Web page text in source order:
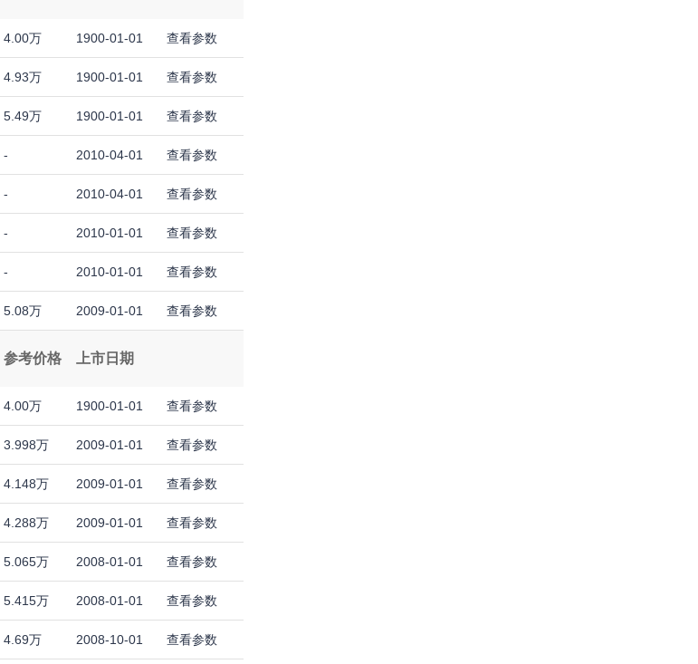
4.00万 1900-01-01 查看参数
4.93万 1900-01-01 查看参数
5.49万 1900-01-01 查看参数
- 2010-04-01 查看参数
- 2010-04-01 查看参数
- 2010-01-01 查看参数
- 2010-01-01 查看参数
5.08万 2009-01-01 查看参数
参考价格 上市日期
4.00万 1900-01-01 查看参数
3.998万 2009-01-01 查看参数
4.148万 2009-01-01 查看参数
4.288万 2009-01-01 查看参数
5.065万 2008-01-01 查看参数
5.415万 2008-01-01 查看参数
4.69万 2008-10-01 查看参数